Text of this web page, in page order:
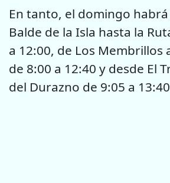
En tanto, el domingo
Balde de la Isla hasta la
a 12:00, de Los Membrillos
de 8:00 a 12:40 y desde El
del Durazno de 9:05 a